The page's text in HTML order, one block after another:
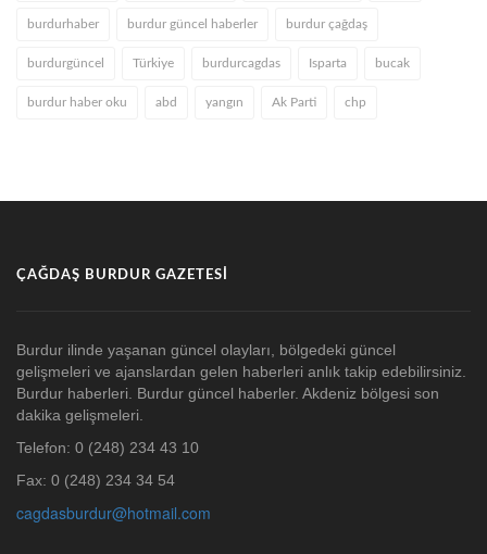
burdurhaber burdur güncel haberler burdur çağdaş
burdurgüncel Türkiye burdurcagdas Isparta bucak
burdur haber oku abd yangın Ak Parti chp
ÇAĞDAŞ BURDUR GAZETESI
Burdur ilinde yaşanan güncel olayları, bölgedeki güncel
gelişmeleri ve ajanslardan gelen haberleri anlık takip edebilirsiniz.
Burdur haberleri. Burdur güncel haberler. Akdeniz bölgesi son
dakika gelişmeleri.
Telefon: 0 (248) 234 43 10
Fax: 0 (248) 234 34 54
cagdasburdur@hotmail.com